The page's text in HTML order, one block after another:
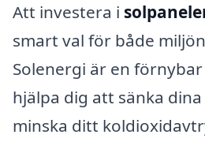
Att investera i
smart val för både
Solenergi är en
hjälpa dig att sänka
minska ditt